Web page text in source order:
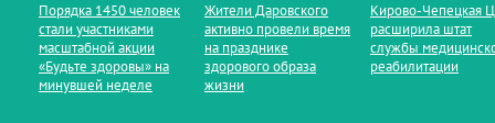
Порядка 1450 человек
стали участниками
масштабной акции
«Будьте здоровы» на
минувшей неделе
Жители Даровского
активно провели время
на празднике
здорового образа
жизни
Кирово‑Чепецкая
расширила штат
службы
реабилитации